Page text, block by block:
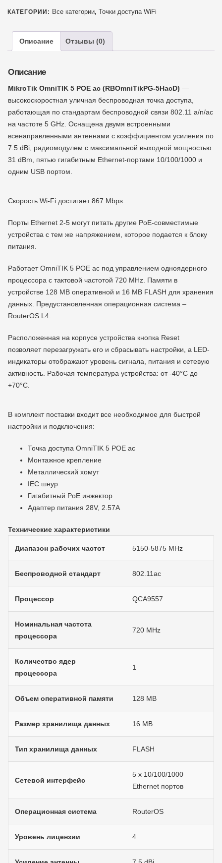
КАТЕГОРИИ: Все категории, Точки доступа WiFi
Описание Отзывы (0)
Описание
MikroTik OmniTIK 5 POE ac (RBOmniTikPG-5HacD) —
высокоскоростная уличная беспроводная точка доступа,
работающая по стандартам беспроводной связи 802.11 a/n/ac
на частоте 5 GHz. Оснащена двумя встроенными
всенаправленными антеннами с коэффициентом усиления по
7.5 dBi, радиомодулем с максимальной выходной мощностью
31 dBm, пятью гигабитным Ethernet-портами 10/100/1000 и
одним USB портом.
Скорость Wi-Fi достигает 867 Mbps.
Порты Ethernet 2-5 могут питать другие PoE-совместимые
устройства с тем же напряжением, которое подается к блоку
питания.
Работает OmniTIK 5 POE ac под управлением одноядерного
процессора с тактовой частотой 720 MHz. Памяти в
устройстве 128 MB оперативной и 16 МВ FLASH для хранения
данных. Предустановленная операционная система –
RouterOS L4.
Расположенная на корпусе устройства кнопка Reset
позволяет перезагружать его и сбрасывать настройки, а LED-
индикаторы отображают уровень сигнала, питания и сетевую
активность. Рабочая температура устройства: от -40°C до
+70°C.
В комплект поставки входит все необходимое для быстрой
настройки и подключения:
Точка доступа OmniTIK 5 POE ac
Монтажное крепление
Металлический хомут
IEC шнур
Гигабитный PoE инжектор
Адаптер питания 28V, 2.57A
Технические характеристики
Диапазон рабочих частот 5150-5875 MHz
Беспроводной стандарт 802.11ac
Процессор QCA9557
Номинальная частота
процессора
720 MHz
Количество ядер
процессора
1
Объем оперативной памяти 128 MB
Размер хранилища данных 16 MB
Тип хранилища данных FLASH
Сетевой интерфейс
5 x 10/100/1000
Ethernet портов
Операционная система RouterOS
Уровень лицензии 4